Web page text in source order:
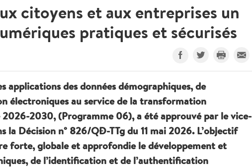
citoyens et aux entreprises un
pratiques et sécurisés
applications des données démographiques, de
électroniques au service de la transformation
2030, (Programme 06), a été approuvé par le vice-
Décision n° 826/QĐ-TTg du 11 mai 2026. L’objectif
forte, globale et approfondie le développement et
de l’identification et de l’authentification